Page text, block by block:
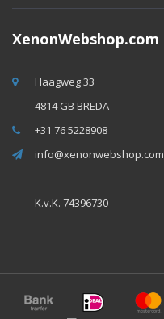
XenonWebshop.com
Haagweg 33
4814 GB BREDA
+31 76 5228908
info@xenonwebshop.com
K.v.K. 74396730